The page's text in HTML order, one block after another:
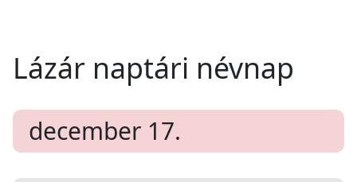
Lázár naptári névnap
december 17.